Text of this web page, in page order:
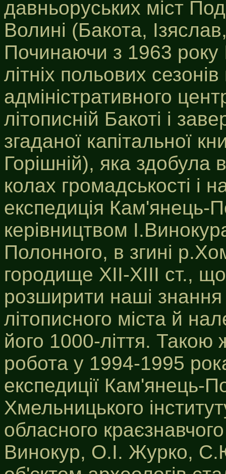
давньоруських міст
Волині (Бакота,
Починаючи з 1963 року
літніх польових
адміністративного
літописній Бакоті і
згаданої капітальної
Горішній), яка здобула
колах громадськості і
експедиція Кам'янець-
керівництвом
Полонного, в згині
городище ХІІ-ХІІІ ст.,
розширити наші
літописного міста й
його 1000-ліття.
робота у 1994-1995
експедиції Кам'янець-
Хмельницького
обласного
Винокур, О.І. Журко,